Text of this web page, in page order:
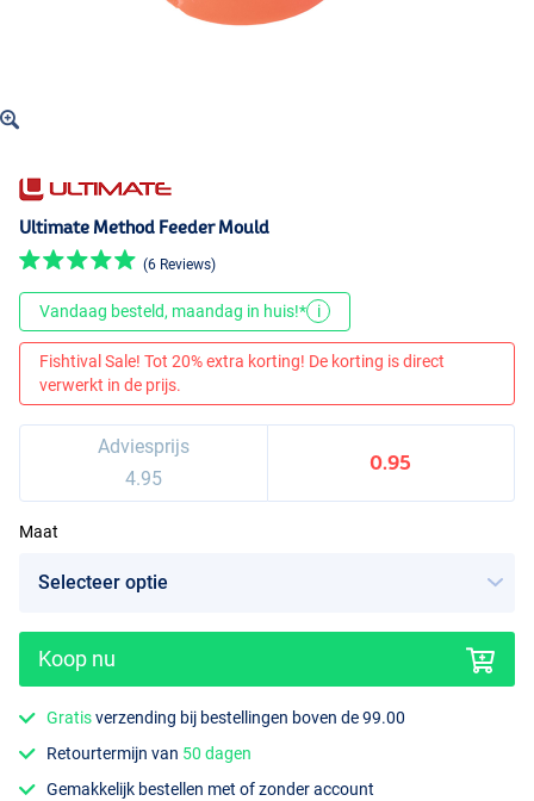
Ultimate Method Feeder Mould
(6 Reviews)
Vandaag besteld, maandag in huis!* i
Fishtival Sale! Tot 20% extra korting! De korting is direct
verwerkt in de prijs.
Adviesprijs
4.95
0.95
Maat
Koop nu
Gratisverzending bij bestellingen boven de 99.00
Retourtermijn van 50 dagen
Gemakkelijk bestellen met of zonder account